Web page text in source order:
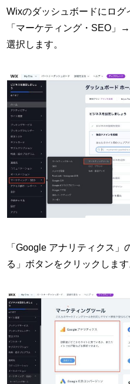
Wixのダッシュボードにロ
「マーケティング・SEO」
選択します。
「Google アナリティクス
る」ボタンをクリックします